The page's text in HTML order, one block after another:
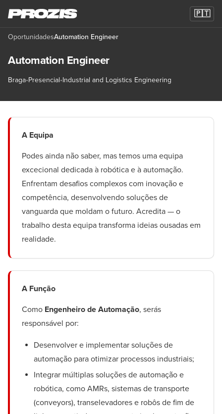
🇵🇹
OportunidadesAutomation Engineer
Automation Engineer
Braga•Presencial•Industrial and Logistics Engineering
A Equipa
Podes ainda não saber, mas temos uma equipa
excecional dedicada à robótica e à automação.
Enfrentam desafios complexos com inovação e
competência, desenvolvendo soluções de
vanguarda que moldam o futuro. Acredita — o
trabalho desta equipa transforma ideias ousadas em
realidade.
A Função
Como Engenheiro de Automação, serás
responsável por:
Desenvolver e implementar soluções de
automação para otimizar processos industriais;
Integrar múltiplas soluções de automação e
robótica, como AMRs, sistemas de transporte
(conveyors), transelevadores e robôs de fim de